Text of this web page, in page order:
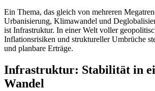
Ein Thema, das gleich von mehreren
Urbani­sie­rung, Klima­wandel und
ist Infra­struktur. In einer Welt voller
Infla­ti­ons­ri­siken und struk­tu­reller Umbrüche
und planbare Erträge.
Infra­struktur: Stabi­lität in
Wandel